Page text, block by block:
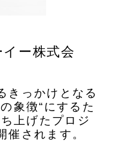
ー株式会
きっかけとなる
象徴“にするた
上げたプロジ
催されます。